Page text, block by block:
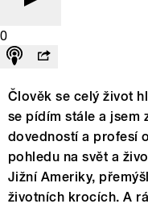
0
Člověk se celý život
se pídím stále a jsem
dovedností a profesí
pohledu na svět a
Jižní Ameriky,
životních krocích. A